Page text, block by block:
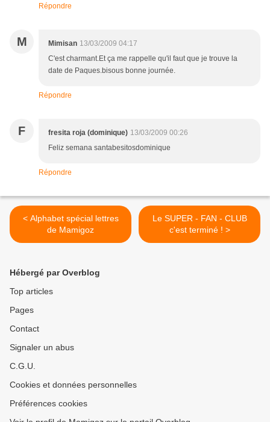
Répondre
M Mimisan 13/03/2009 04:17
C'est charmant.Et ça me rappelle qu'il faut que je trouve la
date de Paques.bisous bonne journée.
Répondre
F fresita roja (dominique) 13/03/2009 00:26
Feliz semana santabesitosdominique
Répondre
< Alphabet spécial lettres
de Mamigoz
Le SUPER - FAN - CLUB
c'est terminé ! >
Hébergé par Overblog
Top articles
Pages
Contact
Signaler un abus
C.G.U.
Cookies et données personnelles
Préférences cookies